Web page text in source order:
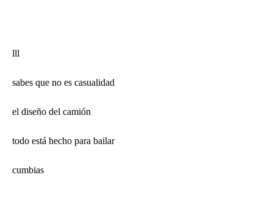
lll
sabes que no es casualidad
el diseño del camión
todo está hecho para bailar
cumbias